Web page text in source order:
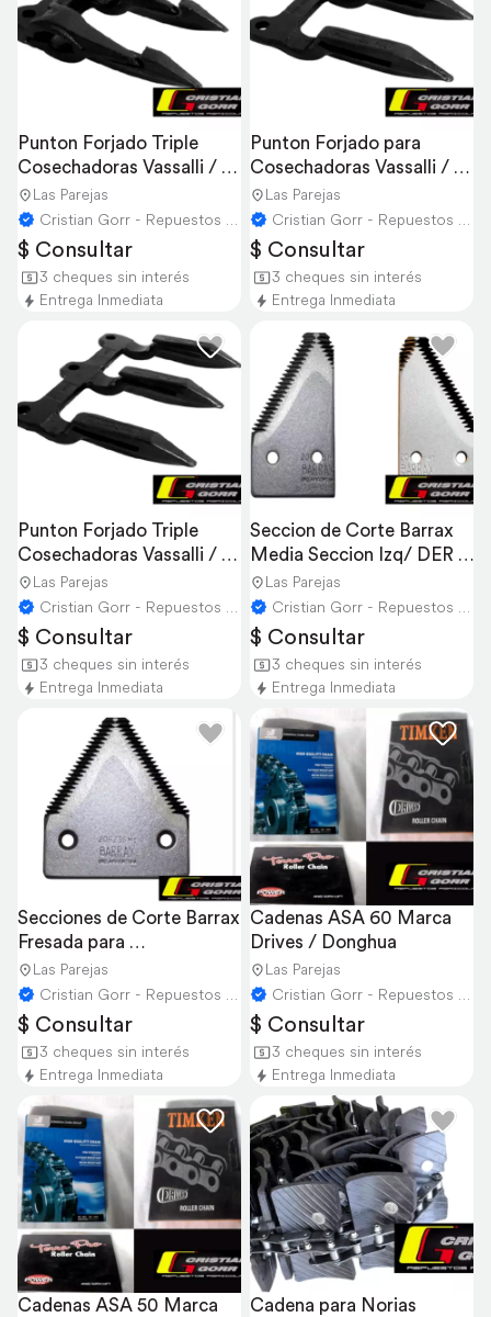
Punton Forjado Triple
Cosechadoras Vassalli /
Don Roque
Las Parejas
Cristian Gorr - Repuestos Agricolas
$ Consultar
3 cheques sin interés
Entrega Inmediata
Punton Forjado para
Cosechadoras Vassalli /
Don Roque
Las Parejas
Cristian Gorr - Repuestos Agricolas
$ Consultar
3 cheques sin interés
Entrega Inmediata
Punton Forjado Triple
Cosechadoras Vassalli /
Don Roque
Las Parejas
Cristian Gorr - Repuestos Agricolas
$ Consultar
3 cheques sin interés
Entrega Inmediata
Seccion de Corte Barrax
Media Seccion Izq/ DER
Cosechadoras
Las Parejas
Cristian Gorr - Repuestos Agricolas
$ Consultar
3 cheques sin interés
Entrega Inmediata
Secciones de Corte Barrax
Fresada para
Cosechadoras
Las Parejas
Cristian Gorr - Repuestos Agricolas
$ Consultar
3 cheques sin interés
Entrega Inmediata
Cadenas ASA 60 Marca
Drives / Donghua
Las Parejas
Cristian Gorr - Repuestos Agricolas
$ Consultar
3 cheques sin interés
Entrega Inmediata
Cadenas ASA 50 Marca Cadena para Norias